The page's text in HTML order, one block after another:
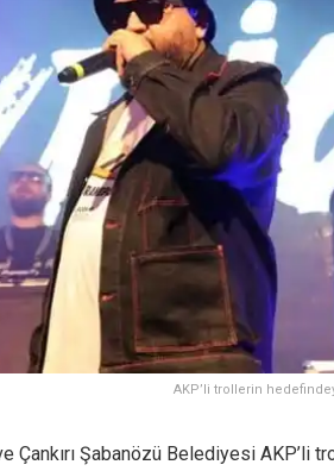
AKP’li trollerin
Çankırı Şabanözü Belediyesi AKP’li